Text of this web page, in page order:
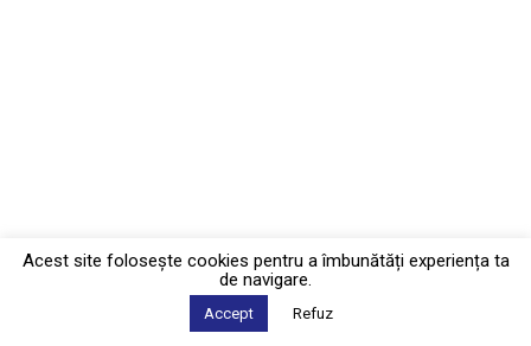
Acest site foloseşte cookies pentru a îmbunătăți experiența ta
de navigare.
Accept Refuz